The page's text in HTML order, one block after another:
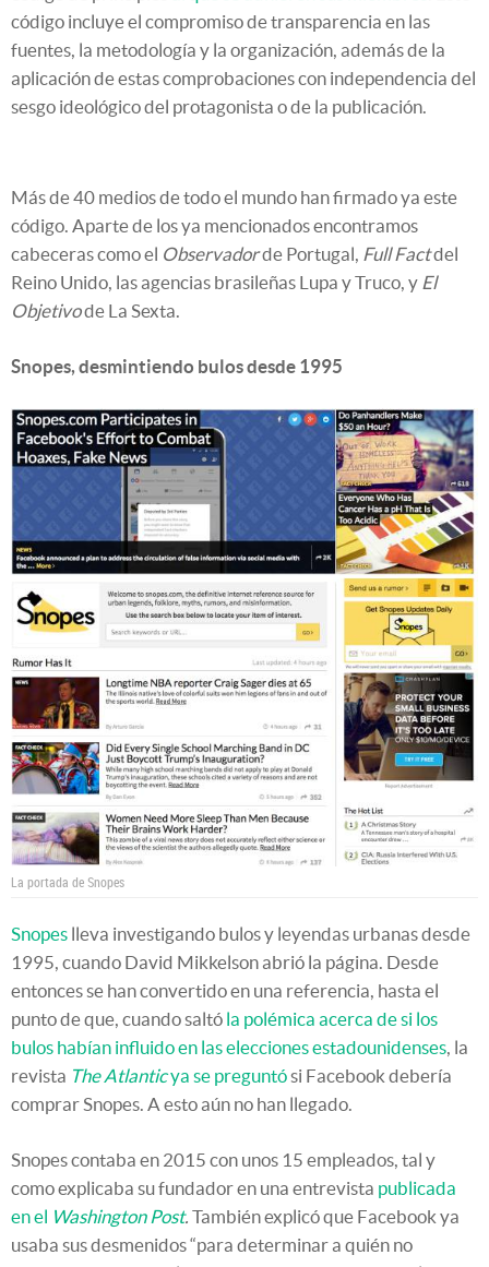
código incluye el compromiso de transparencia en las
fuentes, la metodología y la organización, además de la
aplicación de estas comprobaciones con independencia del
sesgo ideológico del protagonista o de la publicación.
Más de 40 medios de todo el mundo han firmado ya este
código. Aparte de los ya mencionados encontramos
cabeceras como el Observadorde Portugal, Full Factdel
Reino Unido, las agencias brasileñas Lupa y Truco, y El
Objetivode La Sexta.
Snopes, desmintiendo bulos desde 1995
La portada de Snopes
Snopes lleva investigando bulos y leyendas urbanas desde
1995, cuando David Mikkelson abrió la página. Desde
entonces se han convertido en una referencia, hasta el
punto de que, cuando saltó la polémica acerca de si los
bulos habían influido en las elecciones estadounidenses, la
revista The Atlanticya se preguntósi Facebook debería
comprar Snopes. A esto aún no han llegado.
Snopes contaba en 2015 con unos 15 empleados, tal y
como explicaba su fundador en una entrevista publicada
en el Washington Post. También explicó que Facebook ya
usaba sus desmenidos “para determinar a quién no